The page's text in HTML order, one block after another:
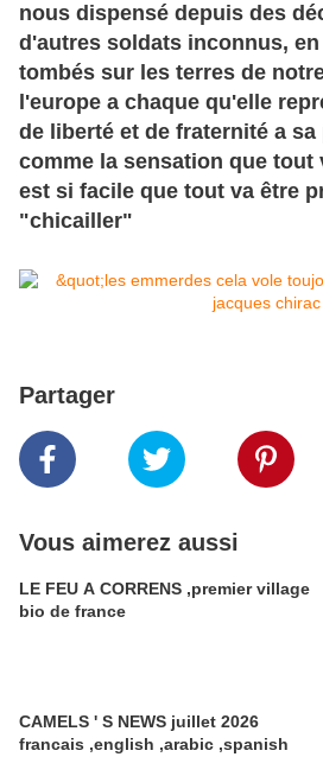
nous dispensé depuis des
d'autres soldats inconnus,
tombés sur les terres de
l'europe a chaque qu'elle
de liberté et de fraternité a
comme la sensation que tout
est si facile que tout va être
"chicailler"
Partager
Vous aimerez aussi
LE FEU A CORRENS ,premier village
bio de france
CAMELS ' S NEWS juillet 2026
francais ,english ,arabic ,spanish